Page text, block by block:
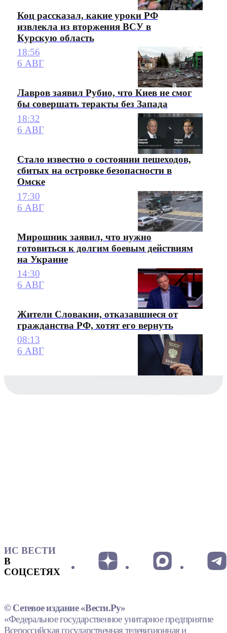
Коц рассказал, какие уроки РФ
извлекла из вторжения ВСУ в
Курскую область
18:56
6 АВГ
Лавров заявил Рубио, что Киев не смог
бы совершать теракты без Запада
18:32
6 АВГ
Стало известно о состоянии пешеходов,
сбитых на островке безопасности в
Омске
17:30
6 АВГ
Мирошник заявил, что нужно
готовиться к долгим боевым действиям
на Украине
14:30
6 АВГ
Жители Словакии, отказавшиеся от
гражданства РФ, хотят его вернуть
08:13
6 АВГ
ИС ВЕСТИ
В
СОЦСЕТЯХ
© Сетевое издание «Вести.Ру»
«Федеральное государственное унитарное предприятие
Всероссийская государственная телевизионная и